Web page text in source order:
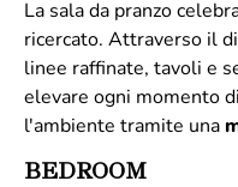
La sala da pranzo
ricercato. Attraverso il
linee raffinate, tavoli e
elevare ogni momento
l'ambiente tramite una
BEDROOM